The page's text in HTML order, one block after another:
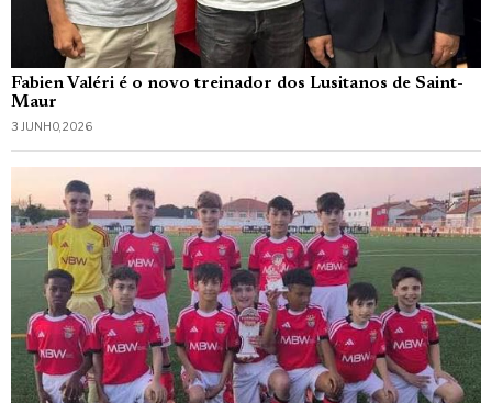
Fabien Valéri é o novo treinador dos Lusitanos de Saint-
Maur
3 JUNHO, 2026